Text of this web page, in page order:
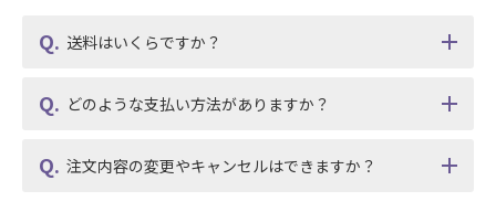
送料はいくらですか？
どのような支払い方法がありますか？
注文内容の変更やキャンセルはできますか？